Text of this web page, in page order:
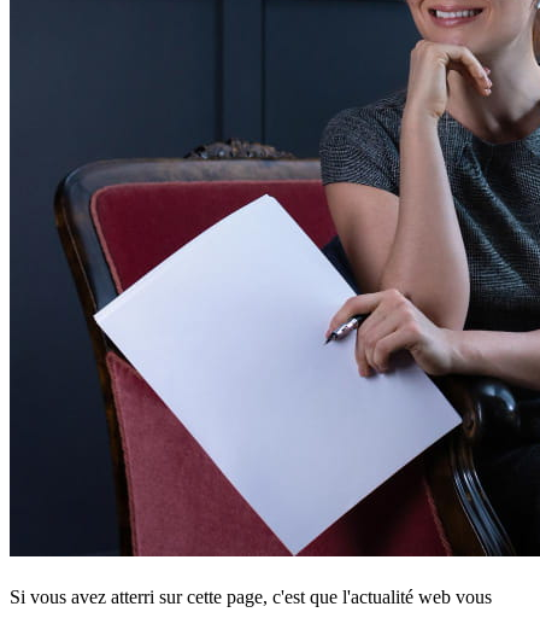
Si vous avez atterri sur cette page, c'est que l'actualité web vous